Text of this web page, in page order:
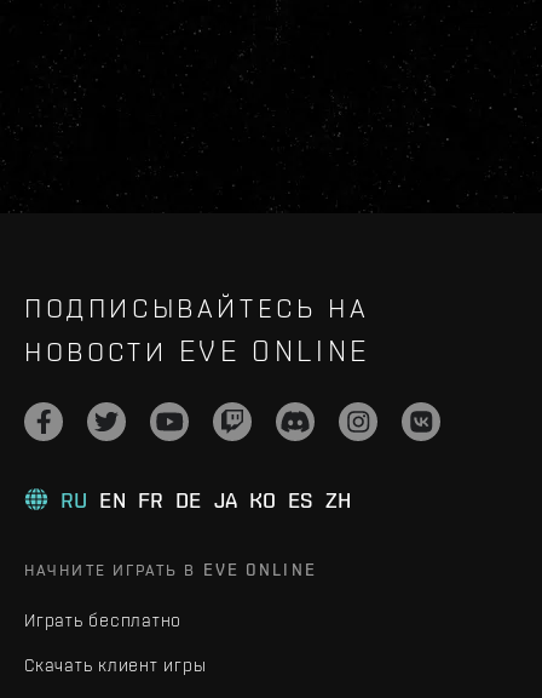
ПОДПИСЫВАЙТЕСЬ НА
НОВОСТИ EVE ONLINE
RU EN FR DE JA KO ES ZH
НАЧНИТЕ ИГРАТЬ В EVE ONLINE
Играть бесплатно
Скачать клиент игры